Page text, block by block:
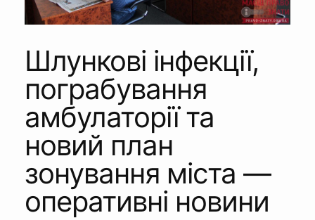
Шлункові інфекції,
пограбування
амбулаторії та
новий план
зонування міста —
оперативні новини